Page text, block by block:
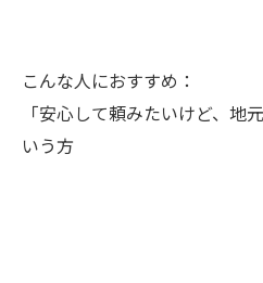
こんな人におすすめ：
「安心して頼みたいけど、地
いう方